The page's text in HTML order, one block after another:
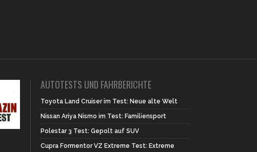
AUTOTESTS UND FAHRBERICHTE
Toyota Land Cruiser im Test: Neue alte Welt
Nissan Ariya Nismo im Test: Familiensport
Polestar 3 Test: Gepolt auf SUV
Cupra Formentor VZ Extreme Test: Extreme